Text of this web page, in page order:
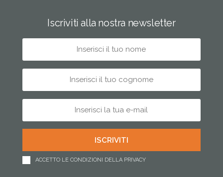
Iscriviti alla nostra newsletter
ACCETTO LE CONDIZIONI DELLA PRIVACY